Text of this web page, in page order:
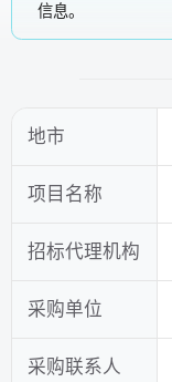
信息。
地市
项目名称
招标代理机构
采购单位
采购联系人